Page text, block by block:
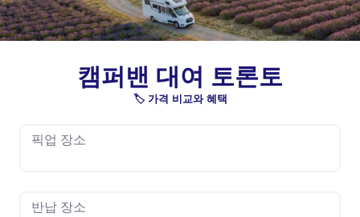
캠퍼밴 대여 토론토
🏷️ 가격 비교와 혜택
픽업 장소
반납 장소